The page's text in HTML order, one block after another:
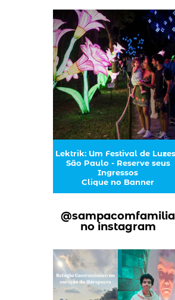
Lektrik: Um Festival de
São Paulo - Reserve seus
Ingressos
Clique no Banner
@sampacomfamilia
no instagram